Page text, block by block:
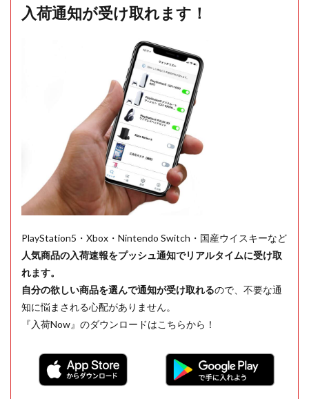
入荷通知が受け取れます！
PlayStation5・Xbox・Nintendo Switch・国産ウイスキーなど
人気商品の入荷速報をプッシュ通知でリアルタイムに受け取
れます。
自分の欲しい商品を選んで通知が受け取れるので、不要な通
知に悩まされる心配がありません。
『入荷Now』のダウンロードはこちらから！